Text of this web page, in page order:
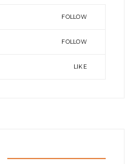
FOLLOW
FOLLOW
LIKE